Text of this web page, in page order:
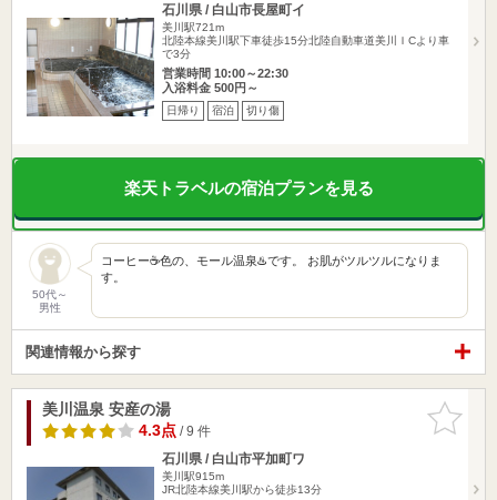
石川県 / 白山市長屋町イ
美川駅721m
北陸本線美川駅下車徒歩15分北陸自動車道美川ＩCより車
で3分
営業時間 10:00～22:30
入浴料金 500円～
日帰り 宿泊 切り傷
楽天トラベルの宿泊プランを見る
50代～
男性
コーヒー☕️色の、モール温泉♨️です。 お肌がツルツルになりま
す。
関連情報から探す
お気に入
りに追加
美川温泉 安産の湯
4.3点/ 9 件
石川県 / 白山市平加町ワ
美川駅915m
JR北陸本線美川駅から徒歩13分